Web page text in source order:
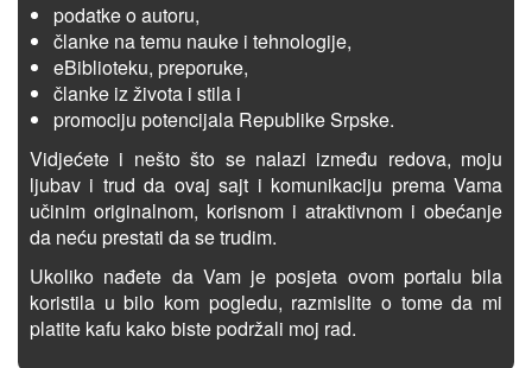
podatke o autoru,
članke na temu nauke i tehnologije,
eBiblioteku, preporuke,
članke iz života i stila i
promociju potencijala Republike Srpske.
Vidjećete i nešto što se nalazi između redova, moju
ljubav i trud da ovaj sajt i komunikaciju prema Vama
učinim originalnom, korisnom i atraktivnom i obećanje
da neću prestati da se trudim.
Ukoliko nađete da Vam je posjeta ovom portalu bila
koristila u bilo kom pogledu, razmislite o tome da mi
platite kafu kako biste podržali moj rad.